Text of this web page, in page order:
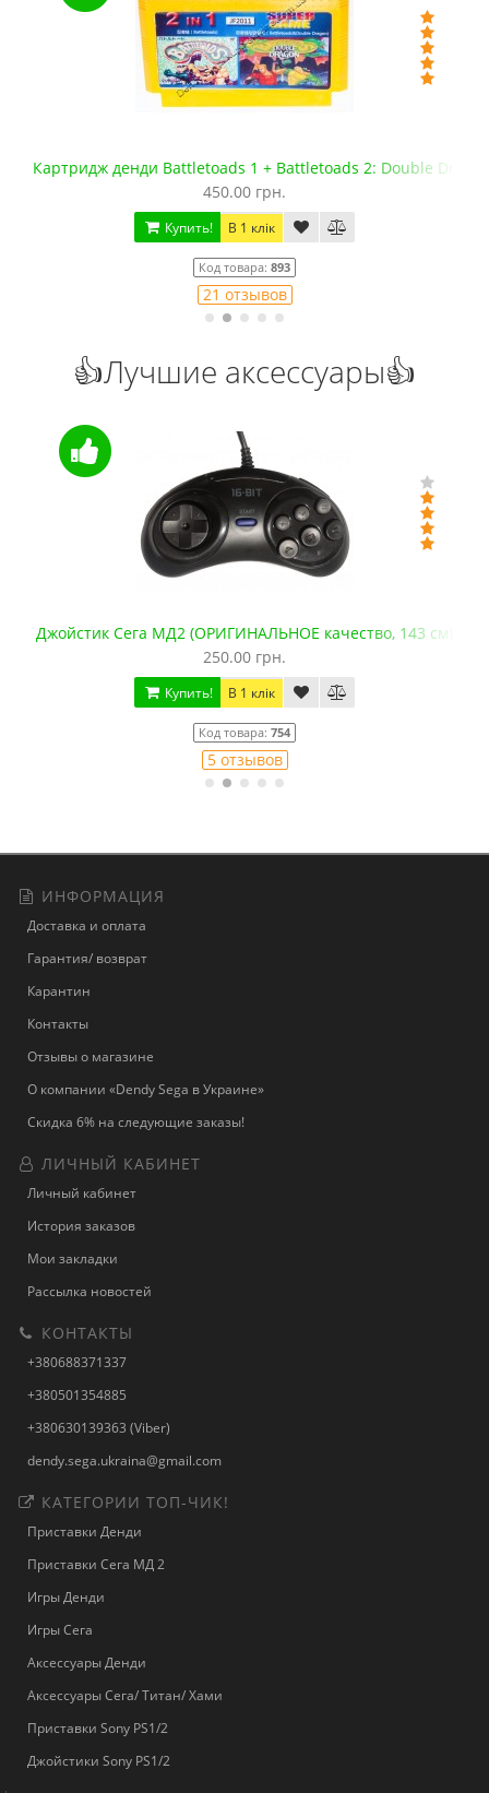
Картридж денди Battletoads 1 + Battletoads 2: Double
450.00 грн.
Купить! В 1 клік
Код товара: 893
21 отзывов
👍Лучшие аксессуары👍
Джойстик Сега МД2 (ОРИГИНАЛЬНОЕ качество, 143 см)
250.00 грн.
Купить! В 1 клік
Код товара: 754
5 отзывов
ИНФОРМАЦИЯ
Доставка и оплата
Гарантия/ возврат
Карантин
Контакты
Отзывы о магазине
О компании «Dendy Sega в Украине»
Скидка 6% на следующие заказы!
ЛИЧНЫЙ КАБИНЕТ
Личный кабинет
История заказов
Мои закладки
Рассылка новостей
КОНТАКТЫ
+380688371337
+380501354885
+380630139363 (Viber)
dendy.sega.ukraina@gmail.com
КАТЕГОРИИ ТОП-ЧИК!
Приставки Денди
Приставки Сега МД 2
Игры Денди
Игры Сега
Аксессуары Денди
Аксессуары Сега/ Титан/ Хами
Приставки Sony PS1/2
Джойстики Sony PS1/2